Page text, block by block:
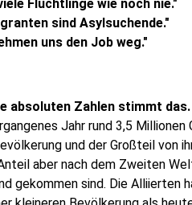
Flüchtlinge wie noch nie."
sind Asylsuchende."
uns den Job weg."
absoluten Zahlen stimmt das.
Jahr rund 3,5
und der Großteil von
aber nach dem Zweiten
gekommen sind. Die Alliierten